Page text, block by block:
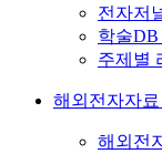
전자저
학술DB
주제별
해외전자자
해외전